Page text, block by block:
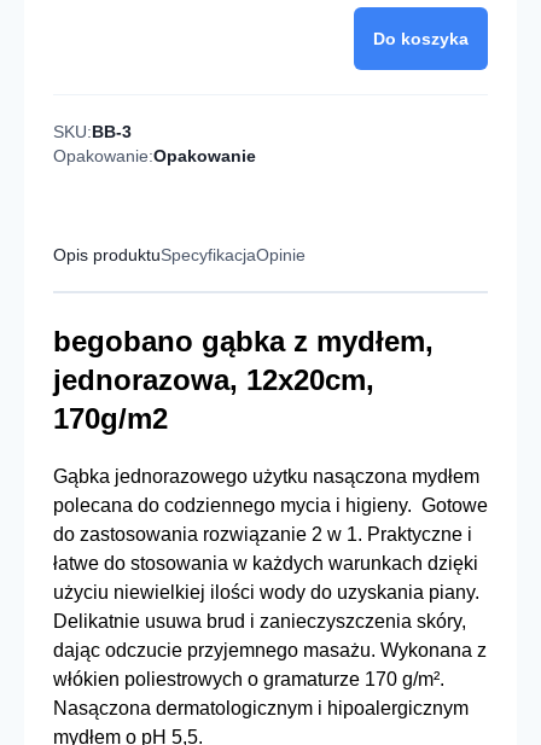
Do koszyka
SKU:BB-3
Opakowanie:Opakowanie
Opis produktuSpecyfikacjaOpinie
begobano gąbka z mydłem,
jednorazowa, 12x20cm,
170g/m2
Gąbka jednorazowego użytku nasączona mydłem
polecana do codziennego mycia i higieny. Gotowe
do zastosowania rozwiązanie 2 w 1. Praktyczne i
łatwe do stosowania w każdych warunkach dzięki
użyciu niewielkiej ilości wody do uzyskania piany.
Delikatnie usuwa brud i zanieczyszczenia skóry,
dając odczucie przyjemnego masażu. Wykonana z
włókien poliestrowych o gramaturze 170 g/m².
Nasączona dermatologicznym i hipoalergicznym
mydłem o pH 5,5.